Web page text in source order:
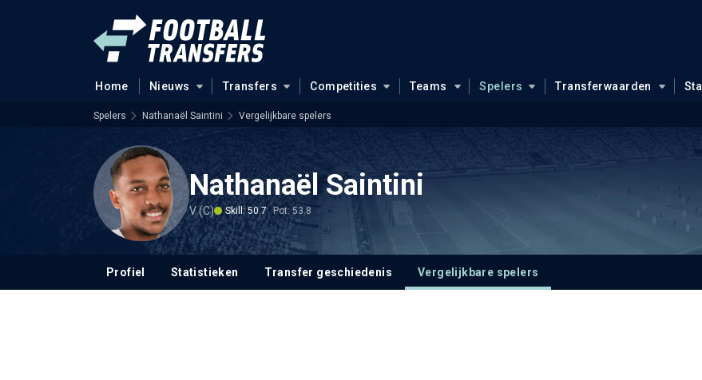
Home Nieuws Transfers Competities Teams Spelers Transferwaarden
Spelers Nathanaël Saintini Vergelijkbare spelers
Nathanaël Saintini
V (C) Skill: 50.7 Pot: 53.8
Profiel Statistieken Transfer geschiedenis Vergelijkbare spelers